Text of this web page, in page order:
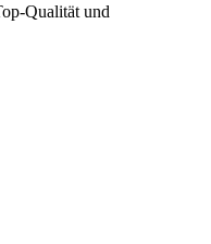
Qualität und